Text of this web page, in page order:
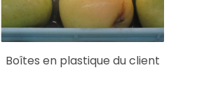
Boîtes en plastique du client